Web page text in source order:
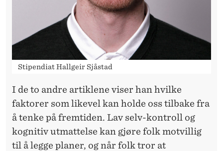
Stipendiat Hallgeir Sjåstad
I de to andre artiklene viser han hvilke
faktorer som likevel kan holde oss tilbake fra
å tenke på fremtiden. Lav selv-kontroll og
kognitiv utmattelse kan gjøre folk motvillig
til å legge planer, og når folk tror at